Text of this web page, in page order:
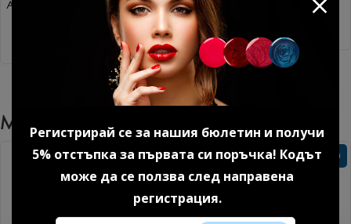
Регистрирай се за нашия бюлетин и получи
5% отстъпка за първата си поръчка! Кодът
може да се ползва след направена
регистрация.
Акригел Sparkle mood №1 15
гр. 1 бр.
14.85 € (29.04 лв.)
Дехидратор 15 мл.
8.18 € (16.00 лв.)
Може Да Харесате Още
Без TPO Без TPO